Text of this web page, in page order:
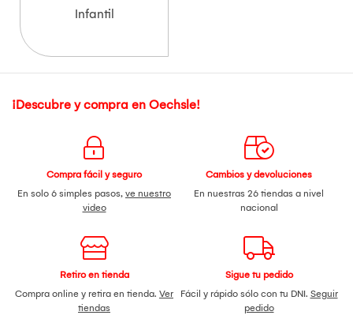
Infantil
¡Descubre y compra en Oechsle!
Compra fácil y seguro
En solo 6 simples pasos, ve nuestro
video
Cambios y devoluciones
En nuestras 26 tiendas a nivel
nacional
Retiro en tienda
Compra online y retira en tienda. Ver
tiendas
Sigue tu pedido
Fácil y rápido sólo con tu DNI. Seguir
pedido